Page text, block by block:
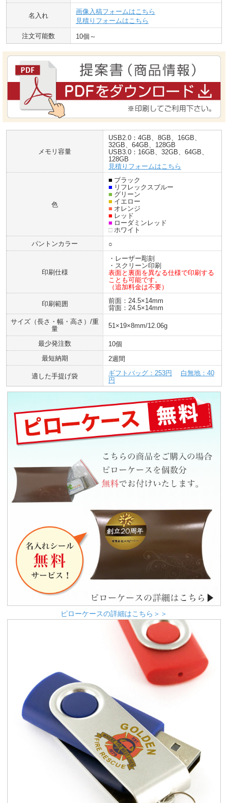
名入れ
画像入稿フォームはこちら
見積りフォームはこちら
注文可能数
10個～
メモリ容量
USB2.0：4GB、8GB、16GB、
32GB、64GB、128GB
USB3.0：16GB、32GB、64GB、
128GB
見積りフォームはこちら
色
■ ブラック
■ リフレックスブルー
■ グリーン
■ イエロー
■ オレンジ
■ レッド
■ ローダミンレッド
□ ホワイト
パントンカラー
○
印刷仕様
・レーザー彫刻
・スクリーン印刷
表面と裏面を異なる仕様で印刷する
ことも可能です。
（追加料金は不要）
印刷範囲
前面：24.5×14mm
背面：24.5×14mm
サイズ（長さ・幅・高さ）/重
量
51×19×8mm/12.06g
最少発注数
10個
最短納期
2週間
適した手提げ袋 ギフトバッグ：253円
白無地：40
円
ピローケースの詳細はこちら＞＞